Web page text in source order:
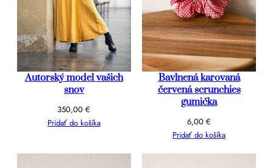
Autorský model vašich
snov
350,00€
Pridať do košíka
Bavlnená karovaná
červená scrunchies
gumička
6,00€
Pridať do košíka